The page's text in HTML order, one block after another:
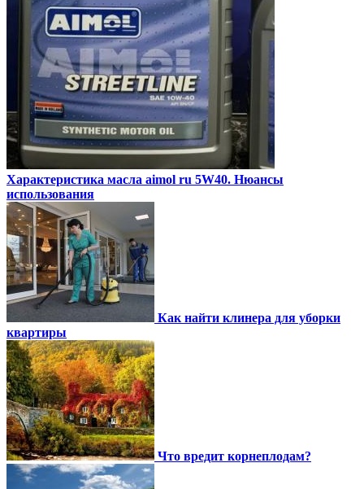
Характеристика масла aimol ru 5W40. Нюансы
использования
Как найти клинера для уборки
квартиры
Что вредит корнеплодам?